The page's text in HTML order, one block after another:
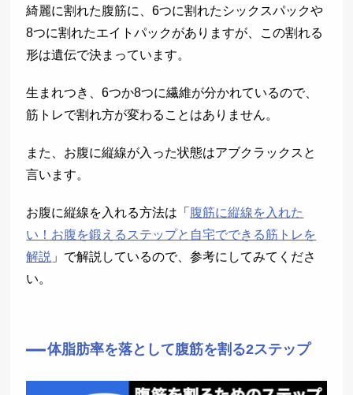
綺麗に割れた腹筋に、6つに割れたシックスパックや
8つに割れたエイトパックがありますが、この割れる
形は遺伝で決まっています。
生まれつき、6つか8つに繊維が分かれているので、
筋トレで割れ方が変わることはありません。
また、お腹に縦線が入った状態はアブクラックスと
言います。
お腹に縦線を入れる方法は「 腹筋に縦線を入れた
い！お腹を鍛えるステップと自宅でできる筋トレを
解説 」で解説しているので、参考にしてみてくださ
い。
体脂肪率を落として腹筋を割る2ステップ